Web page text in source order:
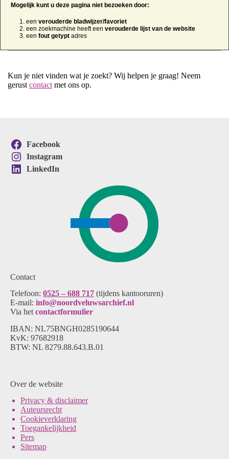
Mogelijk kunt u deze pagina niet bezoeken door:
een verouderde bladwijzer/favoriet
een zoekmachine heeft een verouderde lijst van de website
een fout getypt adres
Kun je niet vinden wat je zoekt? Wij helpen je graag! Neem
gerust contact met ons op.
Contact
Telefoon: 0525 – 688 717 (tijdens kantooruren)
E-mail: info@noordveluwsarchief.nl
Via het contactformulier
IBAN: NL75BNGH0285190644
KvK: 97682918
BTW: NL 8279.88.643.B.01
Over de website
Privacy & disclaimer
Auteursrecht
Cookieverklaring
Toegankelijkheid
Pers
Sitemap
Facebook
Instagram
LinkedIn